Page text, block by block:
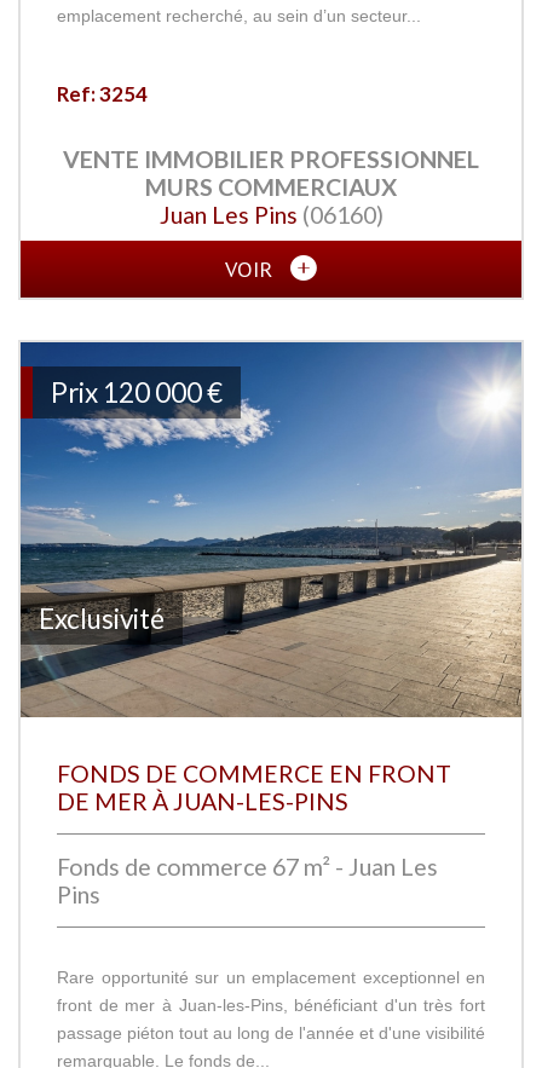
emplacement recherché, au sein d’un secteur...
Ref: 3254
VENTE IMMOBILIER PROFESSIONNEL
MURS COMMERCIAUX
Juan Les Pins (06160)
VOIR
Exclusivité
Prix 120 000 €
FONDS DE COMMERCE EN FRONT
DE MER À JUAN-LES-PINS
Fonds de commerce 67 m² - Juan Les
Pins
Rare opportunité sur un emplacement exceptionnel en
front de mer à Juan-les-Pins, bénéficiant d'un très fort
passage piéton tout au long de l'année et d'une visibilité
remarquable. Le fonds de...